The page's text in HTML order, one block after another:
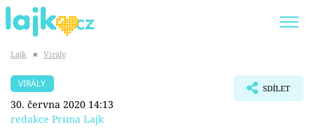
SHOPAHOLICADEL
Lajk ■ Virály
VIRÁLY
30. června 2020 14:13
redakce Prima Lajk
SDÍLET